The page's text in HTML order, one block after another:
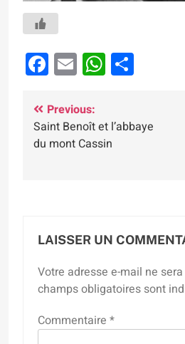
Facebook
Email
Navigation
de
Previous:
Saint Benoît et l’abbaye
du mont Cassin
LAISSER UN
Votre adresse e-mail ne
champs obligatoires sont
Commentaire *